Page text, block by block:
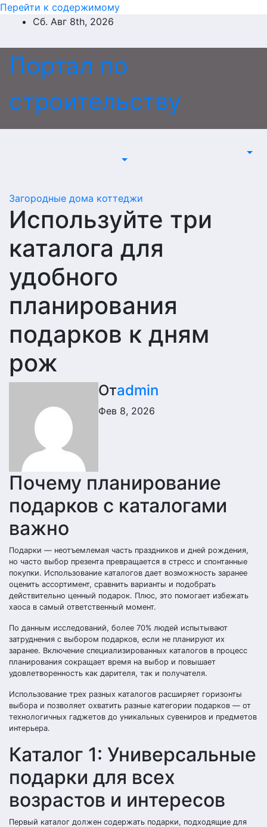
Перейти к содержимому
Сб. Авг 8th, 2026
Портал по
строительству
Загородные дома коттеджи
Используйте три
каталога для
удобного
планирования
подарков к дням
рож
Отadmin
Фев 8, 2026
Почему планирование
подарков с каталогами
важно
Подарки — неотъемлемая часть праздников и дней рождения,
но часто выбор презента превращается в стресс и спонтанные
покупки. Использование каталогов дает возможность заранее
оценить ассортимент, сравнить варианты и подобрать
действительно ценный подарок. Плюс, это помогает избежать
хаоса в самый ответственный момент.
По данным исследований, более 70% людей испытывают
затруднения с выбором подарков, если не планируют их
заранее. Включение специализированных каталогов в процесс
планирования сокращает время на выбор и повышает
удовлетворенность как дарителя, так и получателя.
Использование трех разных каталогов расширяет горизонты
выбора и позволяет охватить разные категории подарков — от
технологичных гаджетов до уникальных сувениров и предметов
интерьера.
Каталог 1: Универсальные
подарки для всех
возрастов и интересов
Первый каталог должен содержать подарки, подходящие для